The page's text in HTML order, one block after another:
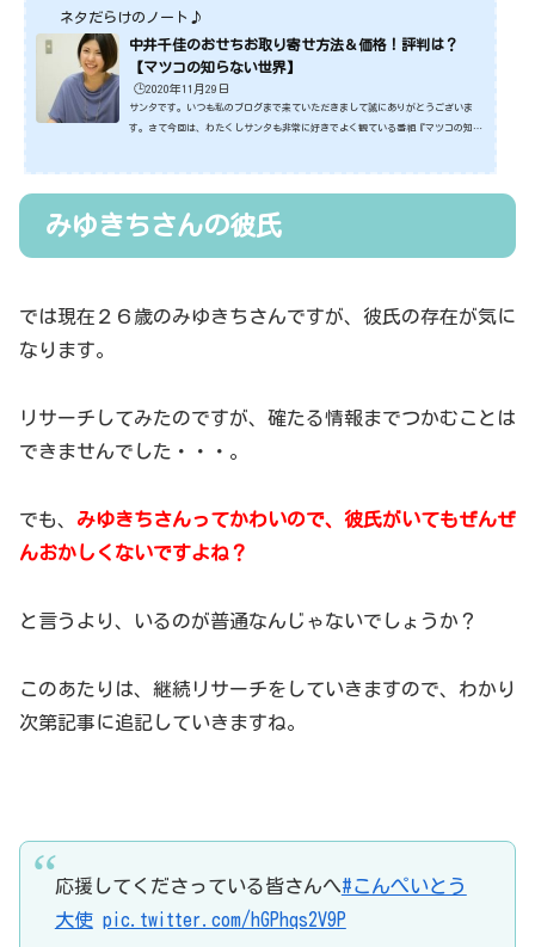
ネタだらけのノート♪
中井千佳のおせちお取り寄せ方法＆価格！評判は？
【マツコの知らない世界】
🕒️2020年11月29日
サンタです。いつも私のブログまで来ていただきまして誠にありがとうございま
す。さて今回は、わたくしサンタも非常に好きでよく観ている番組『マツコの知ら
リンク (adsbygoogle = window.adsbygoogle || ).pu...
みゆきちさんの彼氏
では現在２６歳のみゆきちさんですが、彼氏の存在が気に
なります。
リサーチしてみたのですが、確たる情報までつかむことは
できませんでした・・・。
でも、 みゆきちさんってかわいので、彼氏がいてもぜんぜ
んおかしくないですよね？
と言うより、いるのが普通なんじゃないでしょうか？
このあたりは、継続リサーチをしていきますので、わかり
次第記事に追記していきますね。
応援してくださっている皆さんへ#こんぺいとう
大使 pic.twitter.com/hGPhqs2V9P